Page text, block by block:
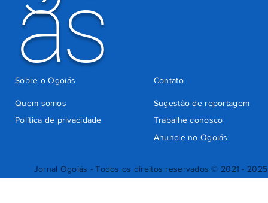
Jornal Ogoiás - Todos os direitos reservados © 2021 - 2025
ás
Quem somos
Sugestão de reportagem
Trabalhe conosco
Política de privacidade
Anuncie no Ogoiás
Contato
Sobre o Ogoiás